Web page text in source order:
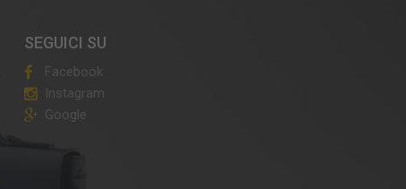
SEGUICI SU
Facebook
Instagram
Google